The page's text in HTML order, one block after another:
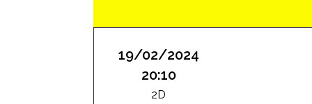
19/02/2024
20:10
2D